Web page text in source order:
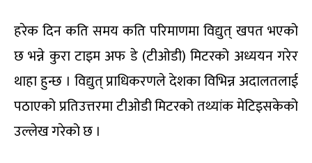
हरेक दिन कति समय कति परिमाणमा विद्युत् खपत भएको
छ भन्ने कुरा टाइम अफ डे (टीओडी) मिटरको अध्ययन गरेर
थाहा हुन्छ । विद्युत् प्राधिकरणले देशका विभिन्न अदालतलाई
पठाएको प्रतिउत्तरमा टीओडी मिटरको तथ्यांक मेटिइसकेको
उल्लेख गरेको छ ।